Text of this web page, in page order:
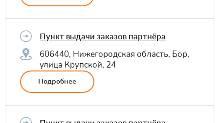
Пункт выдачи заказов партнёра
606440, Нижегородская область, Бор,
улица Крупской, 24
Подробнее